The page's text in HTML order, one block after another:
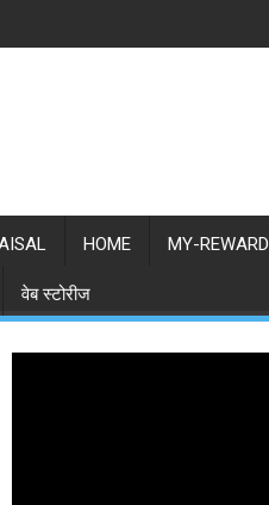
HOME MY-REWARD
वेब स्टोरीज